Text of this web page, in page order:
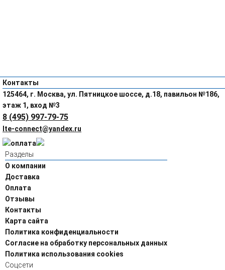
Контакты
125464, г. Москва, ул. Пятницкое шоссе, д.18, павильон №186,
этаж 1, вход №3
8 (495) 997-79-75
lte-connect@yandex.ru
Разделы
О компании
Доставка
Оплата
Отзывы
Контакты
Карта сайта
Политика конфиденциальности
Согласие на обработку персональных данных
Политика использования cookies
Соцсети